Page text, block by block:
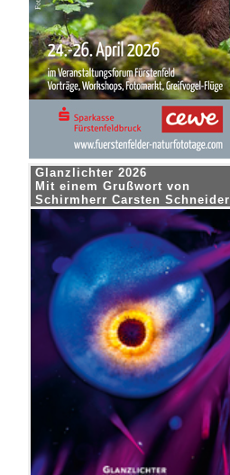
Glanzlichter 2026
Mit einem Grußwort von
Schirmherr Carsten Schneider